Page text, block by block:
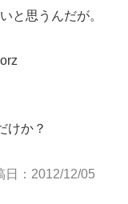
と思うんだが。
けか？
日：2012/12/05